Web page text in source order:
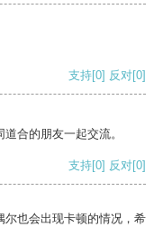
支持[0] 反对[0]
合的朋友一起交流。
支持[0] 反对[0]
尔也会出现卡顿的情况，希